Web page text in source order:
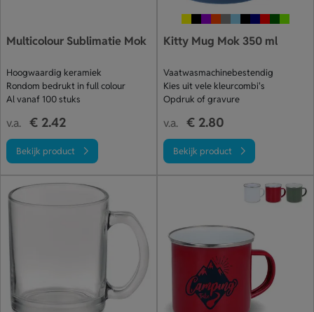
Multicolour Sublimatie Mok
Hoogwaardig keramiek
Rondom bedrukt in full colour
Al vanaf 100 stuks
v.a. € 2.42
Bekijk product
Kitty Mug Mok 350 ml
Vaatwasmachinebestendig
Kies uit vele kleurcombi's
Opdruk of gravure
v.a. € 2.80
Bekijk product